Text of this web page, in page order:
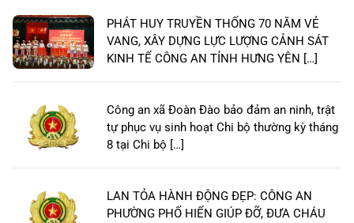
PHÁT HUY TRUYỀN THỐNG 70 NĂM VẺ
VANG, XÂY DỰNG LỰC LƯỢNG CẢNH SÁT
KINH TẾ CÔNG AN TỈNH HƯNG YÊN […]
Công an xã Đoàn Đào bảo đảm an ninh, trật
tự phục vụ sinh hoạt Chi bộ thường kỳ tháng
8 tại Chi bộ […]
LAN TỎA HÀNH ĐỘNG ĐẸP: CÔNG AN
PHƯỜNG PHỐ HIẾN GIÚP ĐỠ, ĐƯA CHÁU